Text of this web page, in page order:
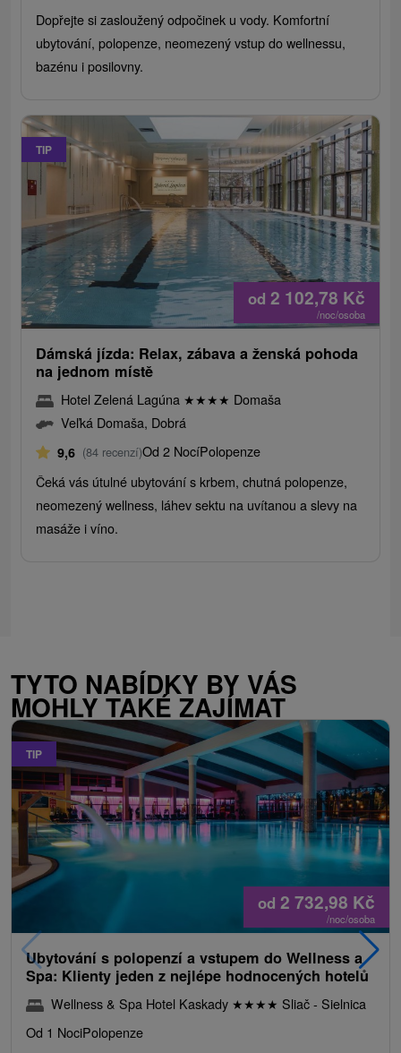
Dopřejte si zasloužený odpočinek u vody. Komfortní
ubytování, polopenze, neomezený vstup do wellnessu,
bazénu i posilovny.
TIP
od 2 102,78 Kč
/noc/osoba
Dámská jízda: Relax, zábava a ženská pohoda
na jednom místě
Hotel Zelená Lagúna ★★★★ Domaša
Veľká Domaša, Dobrá
9,6 (84 recenzí)Od 2 NocíPolopenze
Čeká vás útulné ubytování s krbem, chutná polopenze,
neomezený wellness, láhev sektu na uvítanou a slevy na
masáže i víno.
TYTO NABÍDKY BY VÁS
MOHLY TAKÉ ZAJÍMAT
TIP
od 2 732,98 Kč
/noc/osoba
Ubytování s polopenzí a vstupem do Wellness a
Spa: Klienty jeden z nejlépe hodnocených hotelů
Wellness & Spa Hotel Kaskady ★★★★ Sliač - Sielnica
Od 1 NociPolopenze